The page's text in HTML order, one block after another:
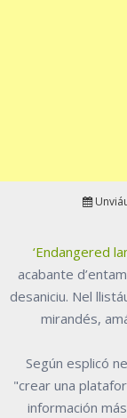
‘Endangered
acabante
desaniciu. Nel
mirandés,
Según esplicó
"crear una
información